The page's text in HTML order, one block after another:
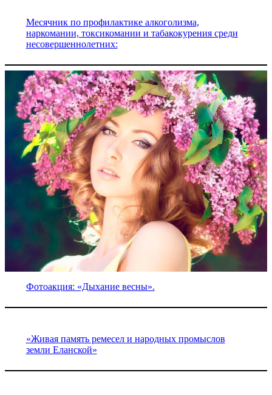
Месячник по профилактике алкоголизма,
наркомании, токсикомании и табакокурения среди
несовершеннолетних:
Фотоакция: «Дыхание весны».
«Живая память ремесел и народных промыслов
земли Еланской»